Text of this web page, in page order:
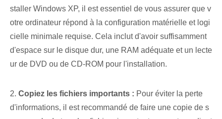
staller Windows XP, il est essentiel de vous assurer que v
otre ordinateur répond à la configuration matérielle et logi
cielle minimale requise. Cela inclut d'avoir suffisamment
d'espace sur le disque dur, une RAM adéquate et un lecte
ur de DVD ou de CD-ROM pour l'installation.
2. Copiez les fichiers importants : Pour éviter la perte
d'informations, il est recommandé de faire une copie de s